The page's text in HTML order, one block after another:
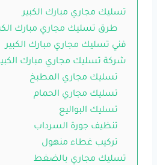
تسليك مجاري مبارك الكبير
طرق تسليك مجاري مبارك
فني تسليك مجاري مبارك الكبير
شركة تسليك مجاري مبارك
تسليك مجاري المطبخ
تسليك مجاري الحمام
تسليك البواليع
تنظيف جورة السرداب
تركيب غطاء منهول
تسليك مجاري بالضغط